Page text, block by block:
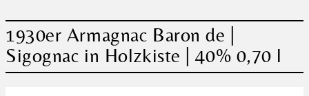
1930er Armagnac Baron de |
Sigognac in Holzkiste | 40% 0,70 l